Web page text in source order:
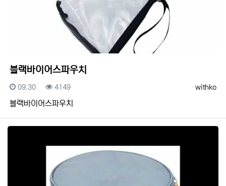
블랙바이어스파우치
등록자
withko
등록일
09.30 조회
4149
블랙바이어스파우치